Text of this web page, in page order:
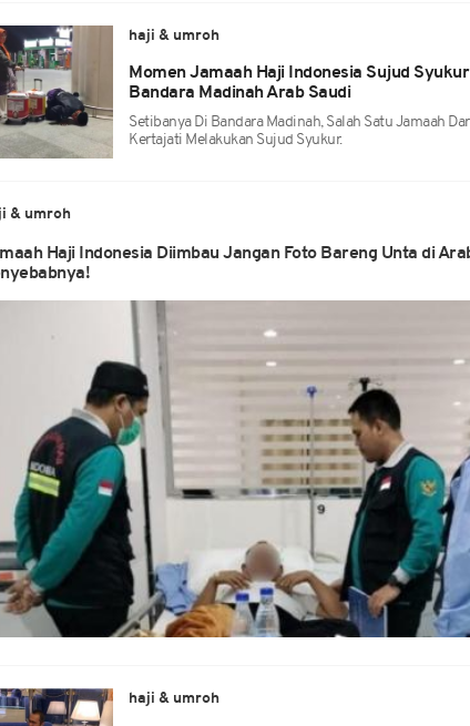
haji & umroh
Momen Jamaah Haji Indonesia Sujud
Bandara Madinah Arab Saudi
Setibanya Di Bandara Madinah, Salah Satu Jamaah
Kertajati Melakukan Sujud Syukur.
& umroh
Haji Indonesia Diimbau Jangan Foto Bareng Unta di
haji & umroh